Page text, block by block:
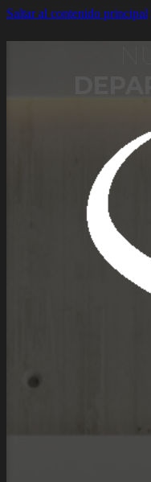
Saltar al contenido principal